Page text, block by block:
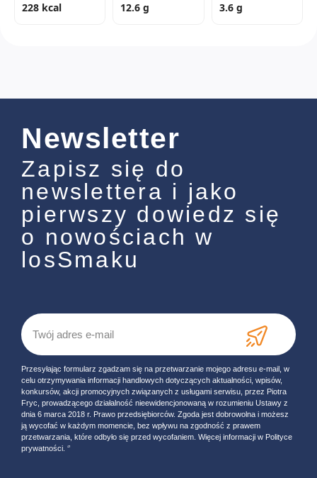
228 kcal 12.6 g 3.6 g
Newsletter
Zapisz się do
newslettera i jako
pierwszy dowiedz się
o nowościach w
losSmaku
Przesyłając formularz zgadzam się na przetwarzanie mojego adresu e-mail, w
celu otrzymywania informacji handlowych dotyczących aktualności, wpisów,
konkursów, akcji promocyjnych związanych z usługami serwisu, przez Piotra
Fryc, prowadzącego działalność nieewidencjonowaną w rozumieniu Ustawy z
dnia 6 marca 2018 r. Prawo przedsiębiorców. Zgoda jest dobrowolna i możesz
ją wycofać w każdym momencie, bez wpływu na zgodność z prawem
przetwarzania, które odbyło się przed wycofaniem. Więcej informacji w Polityce
prywatności. ‘’